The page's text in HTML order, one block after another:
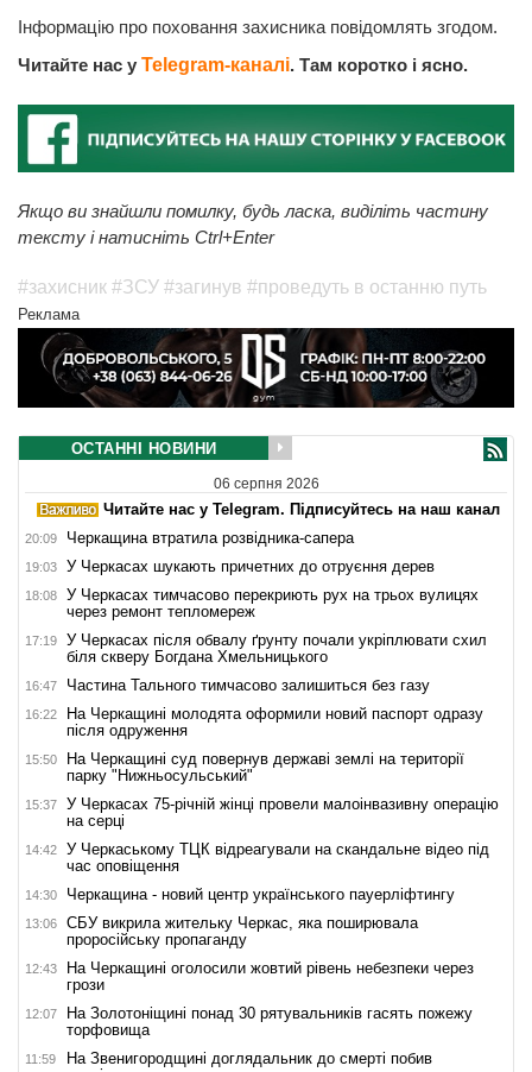
Інформацію про поховання захисника повідомлять згодом.
Читайте нас у Telegram-каналі. Там коротко і ясно.
Якщо ви знайшли помилку, будь ласка, виділіть частину
тексту і натисніть Ctrl+Enter
#захисник #ЗСУ #загинув #проведуть в останню путь
Реклама
ОСТАННІ НОВИНИ
06 серпня 2026
Читайте нас у Telegram. Підписуйтесь на наш канал
20:09 Черкащина втратила розвідника-сапера
19:03 У Черкасах шукають причетних до отруєння дерев
18:08
У Черкасах тимчасово перекриють рух на трьох вулицях
через ремонт тепломереж
17:19
У Черкасах після обвалу ґрунту почали укріплювати схил
біля скверу Богдана Хмельницького
16:47 Частина Тального тимчасово залишиться без газу
16:22
На Черкащині молодята оформили новий паспорт одразу
після одруження
15:50
На Черкащині суд повернув державі землі на території
парку "Нижньосульський"
15:37
У Черкасах 75-річній жінці провели малоінвазивну операцію
на серці
14:42
У Черкаському ТЦК відреагували на скандальне відео під
час оповіщення
14:30 Черкащина - новий центр українського пауерліфтингу
13:06
СБУ викрила жительку Черкас, яка поширювала
проросійську пропаганду
12:43
На Черкащині оголосили жовтий рівень небезпеки через
грози
12:07
На Золотоніщині понад 30 рятувальників гасять пожежу
торфовища
11:59
На Звенигородщині доглядальник до смерті побив